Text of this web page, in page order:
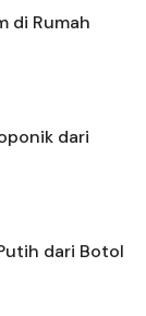
di Rumah
dari
dari Botol